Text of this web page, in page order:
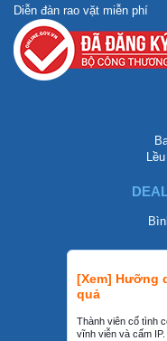
[Xem] Hưỡng
quả
Thành viên cố tình
vĩnh viễn và cấm IP.
Diễn đàn rao vặt miễn phí